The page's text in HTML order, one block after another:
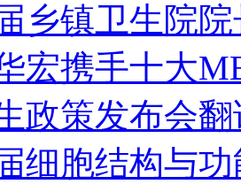
乡镇卫生院
宏携手十大
政策发布会翻
细胞结构与